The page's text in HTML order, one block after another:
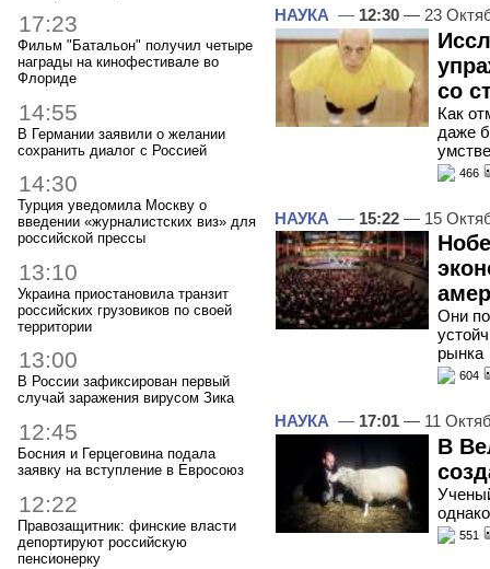
17:23
Фильм "Батальон" получил четыре
награды на кинофестивале во
Флориде
14:55
В Германии заявили о желании
сохранить диалог с Россией
14:30
Турция уведомила Москву о
введении «журналистских виз» для
российской прессы
13:10
Украина приостановила транзит
российских грузовиков по своей
территории
13:00
В России зафиксирован первый
случай заражения вирусом Зика
12:45
Босния и Герцеговина подала
заявку на вступление в Евросоюз
12:22
Правозащитник: финские власти
депортируют российскую
пенсионерку
НАУКА — 12:30 — 23
со
Как
даже
466
НАУКА — 15:22 — 15
Они
рынка
604
НАУКА — 17:01 — 11
В
551